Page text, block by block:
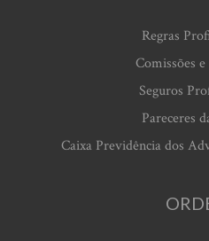
Regras
Comissões
Seguros
Pareceres
Caixa Previdência dos